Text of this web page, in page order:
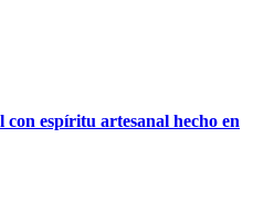
espíritu artesanal hecho en